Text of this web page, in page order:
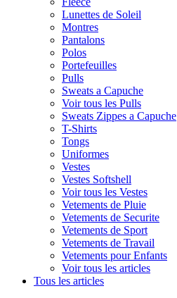
Lunettes de Soleil
Montres
Pantalons
Polos
Portefeuilles
Pulls
Sweats a Capuche
Voir tous les Pulls
Sweats Zippes a Capuche
T-Shirts
Tongs
Uniformes
Vestes
Vestes Softshell
Voir tous les Vestes
Vetements de Pluie
Vetements de Securite
Vetements de Sport
Vetements de Travail
Vetements pour Enfants
Voir tous les articles
Tous les articles